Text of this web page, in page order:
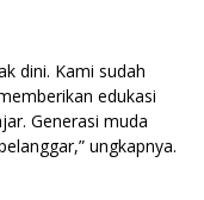
dini. Kami sudah
edukasi
Generasi muda
ungkapnya.